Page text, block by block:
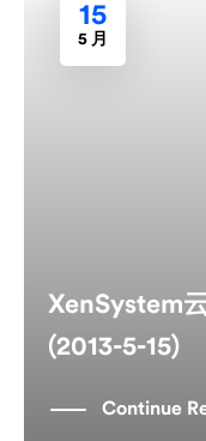
15
5 月
XenSystem
(2013-5-15)
Continue